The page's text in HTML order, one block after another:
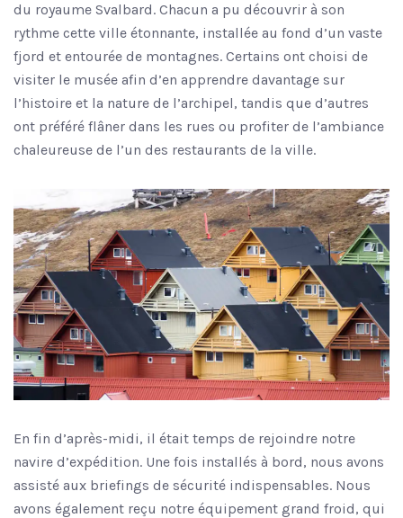
du royaume Svalbard. Chacun a pu découvrir à son
rythme cette ville étonnante, installée au fond d’un vaste
fjord et entourée de montagnes. Certains ont choisi de
visiter le musée afin d’en apprendre davantage sur
l’histoire et la nature de l’archipel, tandis que d’autres
ont préféré flâner dans les rues ou profiter de l’ambiance
chaleureuse de l’un des restaurants de la ville.
En fin d’après-midi, il était temps de rejoindre notre
navire d’expédition. Une fois installés à bord, nous avons
assisté aux briefings de sécurité indispensables. Nous
avons également reçu notre équipement grand froid, qui